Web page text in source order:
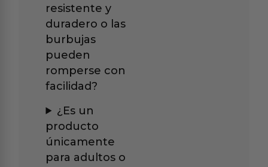
resistente y
duradero o las
burbujas
pueden
romperse con
facilidad?
¿Es un
producto
únicamente
para adultos o